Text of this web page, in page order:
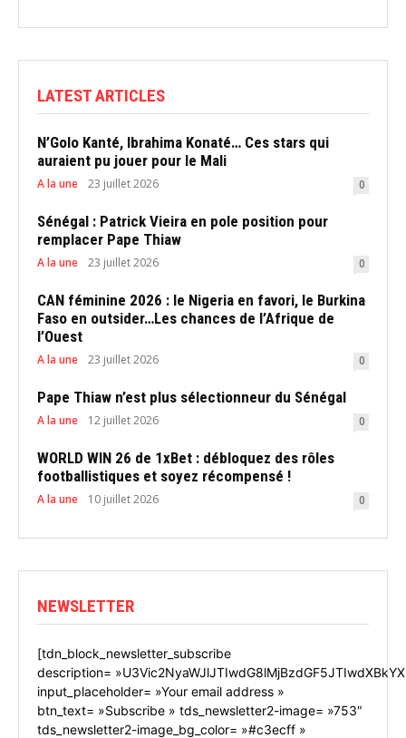
LATEST ARTICLES
N’Golo Kanté, Ibrahima Konaté… Ces stars qui
auraient pu jouer pour le Mali
A la une 23 juillet 2026 0
Sénégal : Patrick Vieira en pole position pour
remplacer Pape Thiaw
A la une 23 juillet 2026 0
CAN féminine 2026 : le Nigeria en favori, le Burkina
Faso en outsider…Les chances de l’Afrique de
l’Ouest
A la une 23 juillet 2026 0
Pape Thiaw n’est plus sélectionneur du Sénégal
A la une 12 juillet 2026 0
WORLD WIN 26 de 1xBet : débloquez des rôles
footballistiques et soyez récompensé !
A la une 10 juillet 2026 0
NEWSLETTER
[tdn_block_newsletter_subscribe
description=
input_placeholder= »Your email address »
btn_text= »Subscribe » tds_newsletter2-image= »753″
tds_newsletter2-image_bg_color= »#c3ecff »